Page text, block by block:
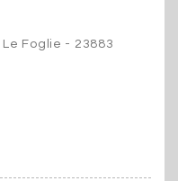
Foglie - 23883